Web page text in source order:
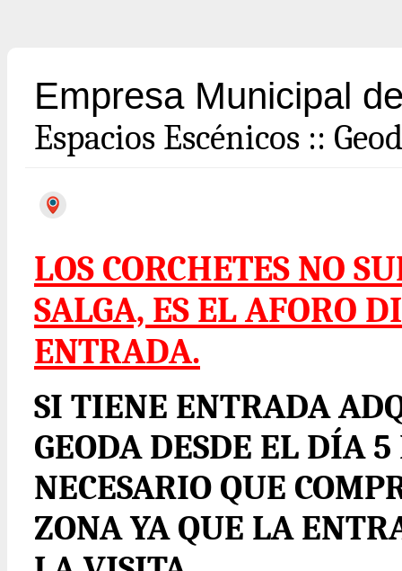
Empresa Municipal
Espacios Escénicos ::
LOS CORCHETES NO
SALGA, ES EL AFORO
ENTRADA.
SI TIENE ENTRADA
GEODA DESDE EL DÍA
NECESARIO QUE
ZONA YA QUE LA